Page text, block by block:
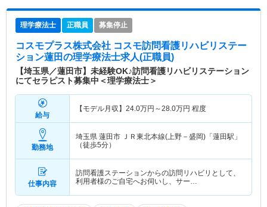
理学療法士 正職員 募集停止
コスモプラス株式会社 コスモ訪問看護リハビリステー
ション蓮田の理学療法士求人(正職員)
【埼玉県／蓮田市】未経験OK♪訪問看護リハビリステーション
にてセラピスト募集中＜理学療法士＞
給与
【モデル月収】 24.0万円～28.0万円 程度
勤務地
埼玉県 蓮田市 ＪＲ東北本線(上野－盛岡)「蓮田駅」
（徒歩5分）
仕事内容
訪問看護ステーションからの訪問リハビリとして、
利用者様のご自宅へお伺いし、サー…